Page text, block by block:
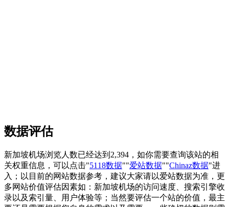
数据评估
新加坡机场浏览人数已经达到2,394，如你需要查询该站的相
关权重信息，可以点击"5118数据""爱站数据""Chinaz数据"进
入；以目前的网站数据参考，建议大家请以爱站数据为准，更
多网站价值评估因素如：新加坡机场的访问速度、搜索引擎收
录以及索引量、用户体验等；当然要评估一个站的价值，最主